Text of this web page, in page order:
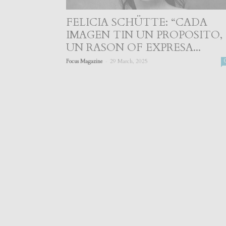
FELICIA SCHÜTTE: “CADA
IMAGEN TIN UN PROPOSITO,
UN RASON OF EXPRESA...
Focus Magazine 29 March, 2025 0